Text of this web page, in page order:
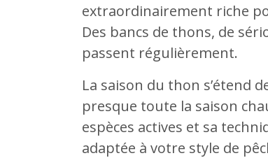
extraordinairement riche
Des bancs de thons, de
passent régulièrement.
La saison du thon s’étend
presque toute la saison
espèces actives et sa
adaptée à votre style de